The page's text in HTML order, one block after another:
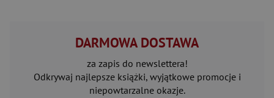
DARMOWA DOSTAWA
za zapis do newslettera!
Odkrywaj najlepsze książki, wyjątkowe promocje i
niepowtarzalne okazje.